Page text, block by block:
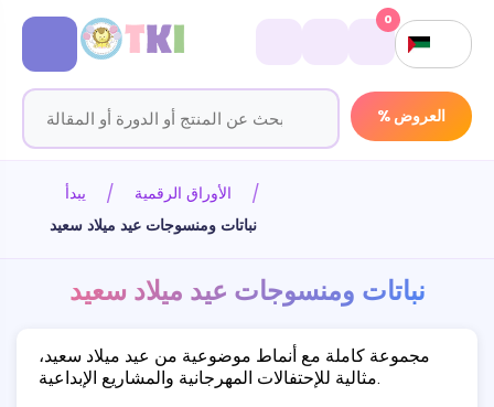
% العروض
0
يبدأ
الأوراق الرقمية
نباتات ومنسوجات عيد ميلاد سعيد
نباتات ومنسوجات عيد ميلاد سعيد
مجموعة كاملة مع أنماط موضوعية من عيد ميلاد سعيد،
مثالية للإحتفالات المهرجانية والمشاريع الإبداعية.